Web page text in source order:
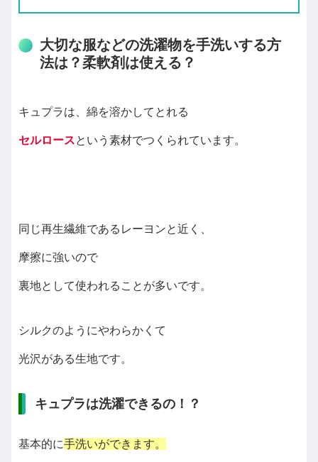
大切な服などの洗濯物を手洗いする方
法は？柔軟剤は使える？
キュプラは、綿を溶かしてとれる
セルロースという素材でつくられています。
同じ再生繊維であるレーヨンと近く、
摩擦に強いので
裏地として使われることが多いです。
シルクのようにやわらかくて
光沢がある生地です。
キュプラは洗濯できるの！？
基本的に手洗いができます。